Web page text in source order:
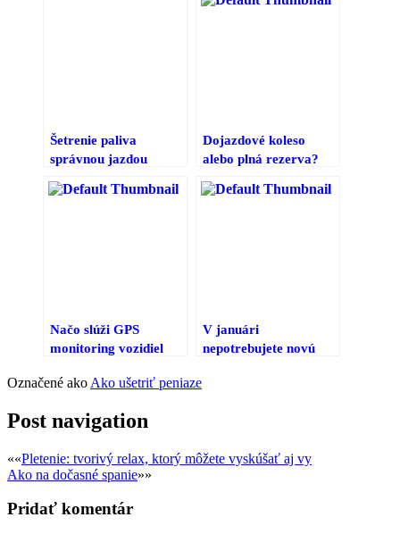
Šetrenie paliva
správnou jazdou
Dojazdové koleso
alebo plná rezerva?
Načo slúži GPS
monitoring vozidiel
V januári
nepotrebujete novú
Označené ako Ako ušetriť peniaze
Post navigation
««Pletenie: tvorivý relax, ktorý môžete vyskúšať aj vy
Ako na dočasné spanie»»
Pridať komentár